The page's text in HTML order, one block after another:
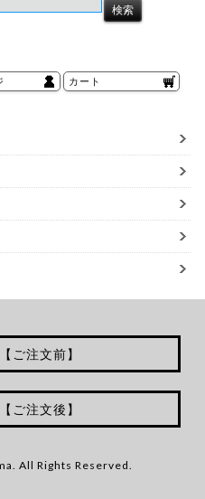
カート
ご注文前】
ご注文後】
All Rights Reserved.